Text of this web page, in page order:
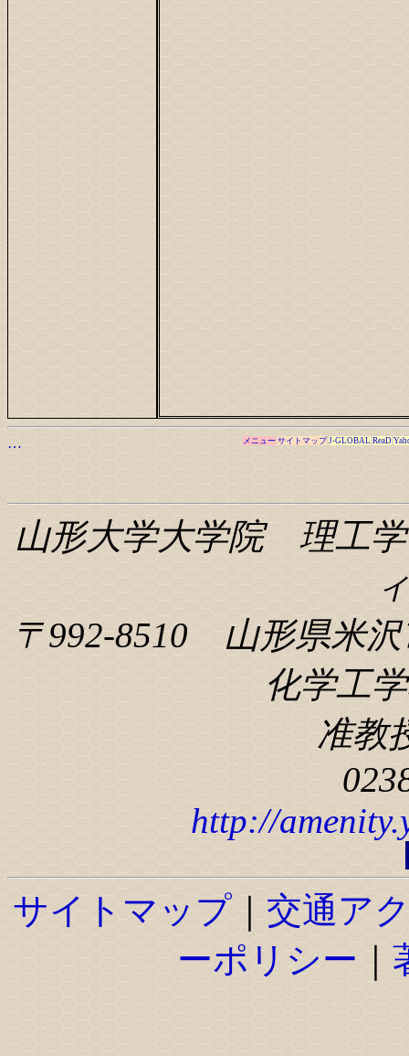
… メニュー サイトマップ J-GLOBAL ReaD
山形大学大学院 理工
〒992-8510 山形県米沢
化学工
准教
http://
サイトマップ
交通ア
ーポリシー